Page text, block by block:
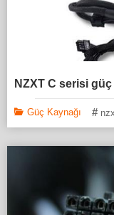
NZXT C serisi güç
Güç Kaynağı #